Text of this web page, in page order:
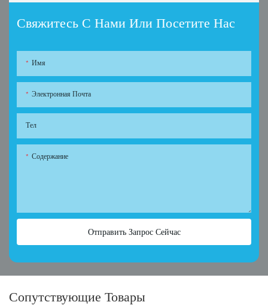
Свяжитесь С Нами Или Посетите Нас
Имя
Электронная Почта
Тел
Содержание
Отправить Запрос Сейчас
Сопутствующие Товары